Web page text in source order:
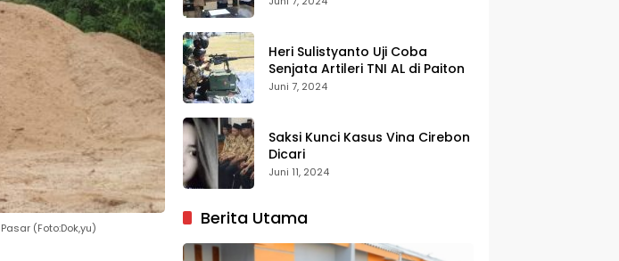
(Foto:Dok,yu)
Heri Sulistyanto Uji Coba
Senjata Artileri TNI AL di Paiton
Juni 7, 2024
Saksi Kunci Kasus Vina Cirebon
Dicari
Juni 11, 2024
Berita Utama